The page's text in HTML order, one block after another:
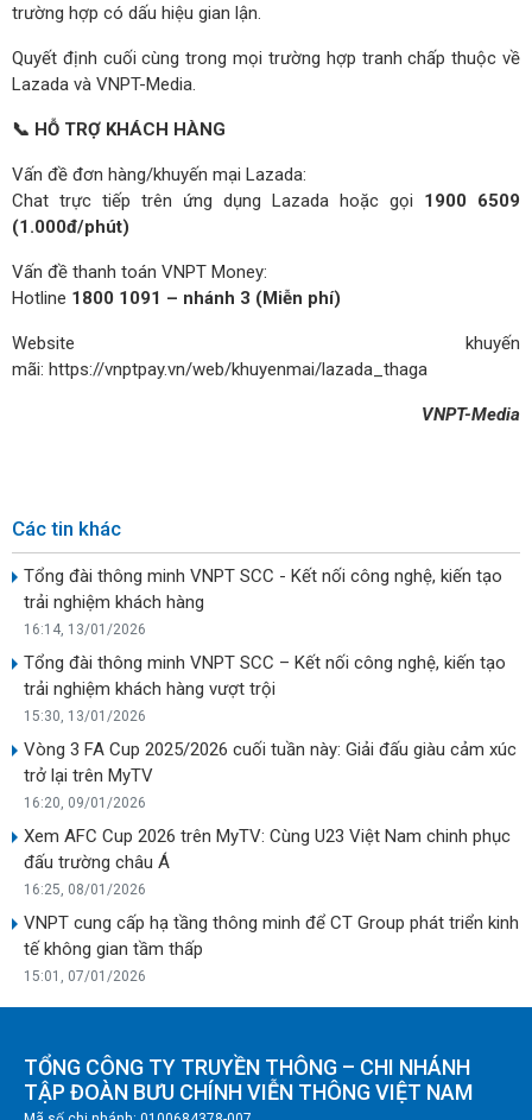
trường hợp có dấu hiệu gian lận.
Quyết định cuối cùng trong mọi trường hợp tranh chấp thuộc về
Lazada và VNPT-Media.
📞 HỖ TRỢ KHÁCH HÀNG
Vấn đề đơn hàng/khuyến mại Lazada:
Chat trực tiếp trên ứng dụng Lazada hoặc gọi 1900 6509
(1.000đ/phút)
Vấn đề thanh toán VNPT Money:
Hotline 1800 1091 – nhánh 3 (Miễn phí)
Website khuyến
mãi: https://vnptpay.vn/web/khuyenmai/lazada_thaga
VNPT-Media
Các tin khác
Tổng đài thông minh VNPT SCC - Kết nối công nghệ, kiến tạo
trải nghiệm khách hàng
16:14, 13/01/2026
Tổng đài thông minh VNPT SCC – Kết nối công nghệ, kiến tạo
trải nghiệm khách hàng vượt trội
15:30, 13/01/2026
Vòng 3 FA Cup 2025/2026 cuối tuần này: Giải đấu giàu cảm xúc
trở lại trên MyTV
16:20, 09/01/2026
Xem AFC Cup 2026 trên MyTV: Cùng U23 Việt Nam chinh phục
đấu trường châu Á
16:25, 08/01/2026
VNPT cung cấp hạ tầng thông minh để CT Group phát triển kinh
tế không gian tầm thấp
15:01, 07/01/2026
TỔNG CÔNG TY TRUYỀN THÔNG – CHI NHÁNH
TẬP ĐOÀN BƯU CHÍNH VIỄN THÔNG VIỆT NAM